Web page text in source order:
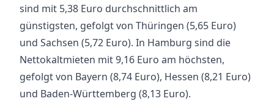
sind mit 5,38 Euro durchschnittlich am
günstigsten, gefolgt von Thüringen (5,65 Euro)
und Sachsen (5,72 Euro). In Hamburg sind die
Nettokaltmieten mit 9,16 Euro am höchsten,
gefolgt von Bayern (8,74 Euro), Hessen (8,21 Euro)
und Baden-Württemberg (8,13 Euro).